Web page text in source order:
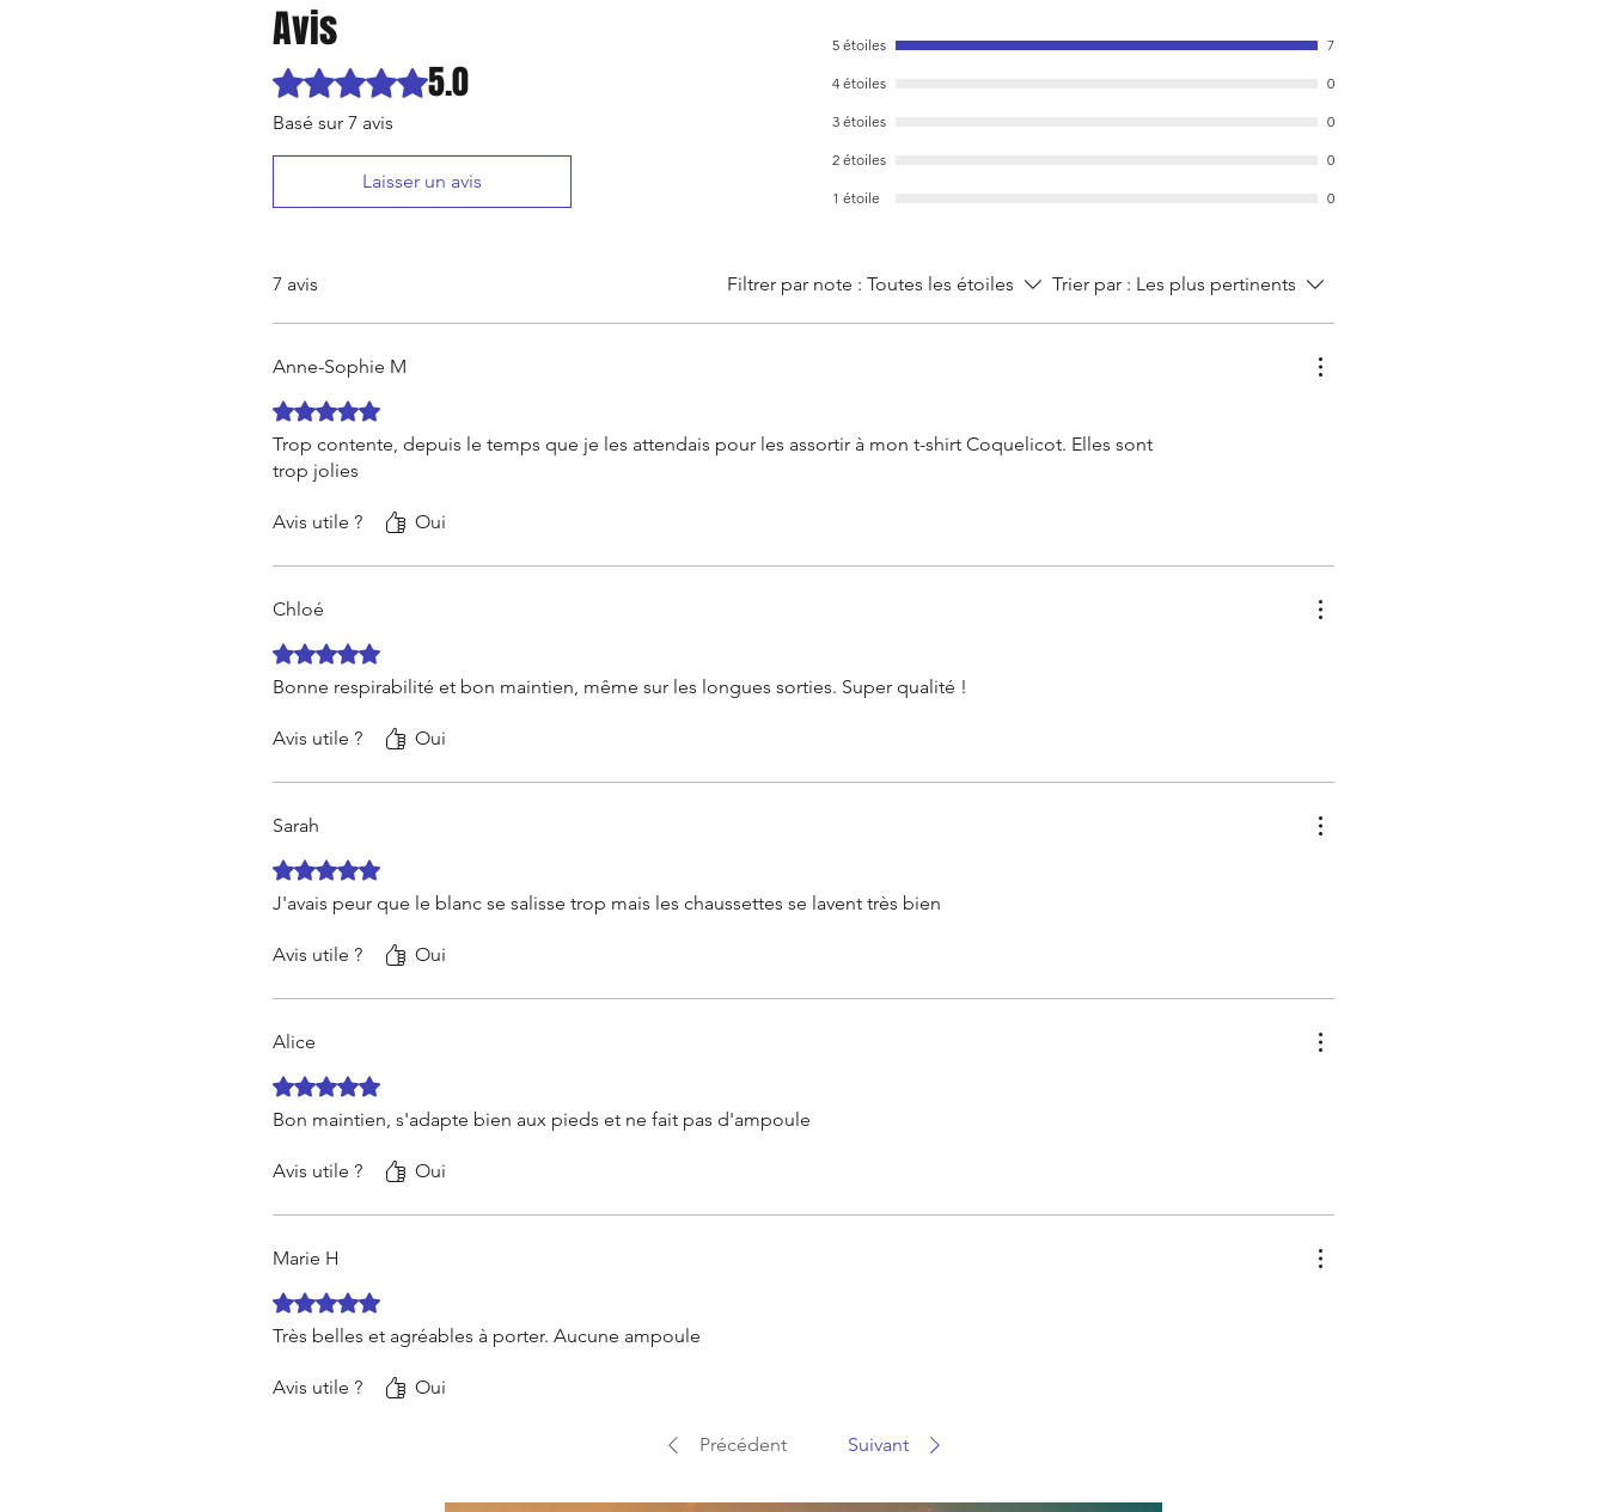
Avis
Noté 5 sur 5. 5.0
Basé sur 7 avis
Laisser un avis
5 étoiles 7
4 étoiles 0
3 étoiles 0
2 étoiles 0
1 étoile 0
7 avis Filtrer par note : Toutes les étoiles Trier par : Les plus pertinents
Anne-Sophie M
Noté 5 sur 5.
Trop contente, depuis le temps que je les attendais pour les assortir à mon t-shirt Coquelicot. Elles sont
trop jolies
Avis utile ? Oui
Chloé
Noté 5 sur 5.
Bonne respirabilité et bon maintien, même sur les longues sorties. Super qualité !
Avis utile ? Oui
Sarah
Noté 5 sur 5.
J'avais peur que le blanc se salisse trop mais les chaussettes se lavent très bien
Avis utile ? Oui
Alice
Noté 5 sur 5.
Bon maintien, s'adapte bien aux pieds et ne fait pas d'ampoule
Avis utile ? Oui
Marie H
Noté 5 sur 5.
Très belles et agréables à porter. Aucune ampoule
Avis utile ? Oui
Précédent Suivant